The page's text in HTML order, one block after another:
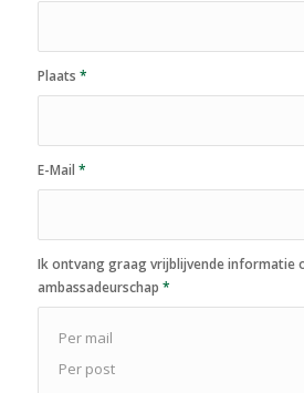
Plaats *
E-Mail *
Ik ontvang graag vrijblijvende informatie
ambassadeurschap *